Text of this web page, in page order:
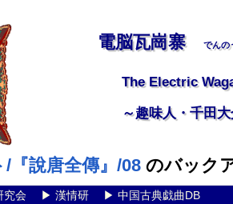
電脳瓦崗寨 でんの
The Electric
～趣味人・千田
『說唐全傳』/08 のバック
究会▶ 漢情研▶ 中国古典戯曲DB